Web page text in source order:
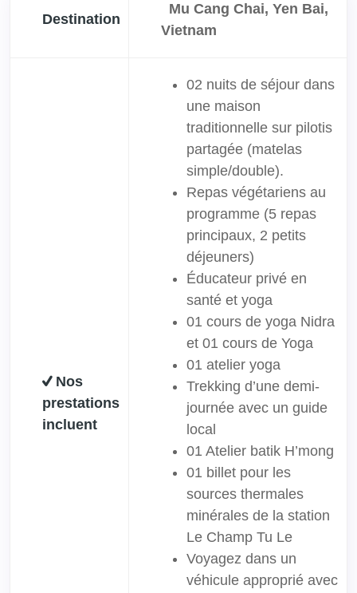
Destination
Mu Cang Chai, Yen Bai,
Vietnam
Nos
prestations
incluent
02 nuits de séjour dans
une maison
traditionnelle sur pilotis
partagée (matelas
simple/double).
Repas végétariens au
programme (5 repas
principaux, 2 petits
déjeuners)
Éducateur privé en
santé et yoga
01 cours de yoga Nidra
et 01 cours de Yoga
01 atelier yoga
Trekking d’une demi-
journée avec un guide
local
01 Atelier batik H’mong
01 billet pour les
sources thermales
minérales de la station
Le Champ Tu Le
Voyagez dans un
véhicule approprié avec